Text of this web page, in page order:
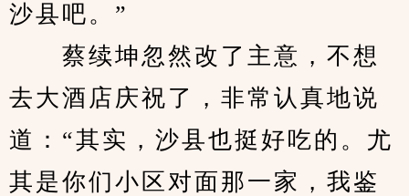
沙县吧。”
蔡续坤忽然改了主意，不想
去大酒店庆祝了，非常认真地说
道：“其实，沙县也挺好吃的。尤
其是你们小区对面那一家，我鉴